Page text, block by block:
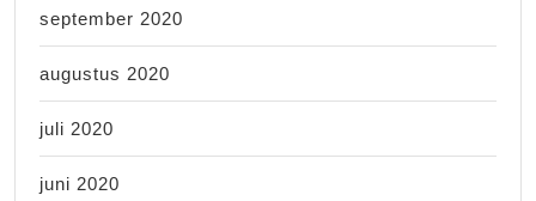
september 2020
augustus 2020
juli 2020
juni 2020